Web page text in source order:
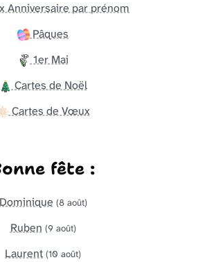
Anniversaire par prénom
Pâques
1er Mai
Cartes de Noël
Cartes de Vœux
fête :
(8 août)
Ruben (9 août)
Laurent (10 août)